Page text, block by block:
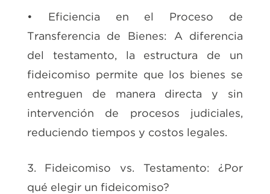
• Eficiencia en el Proceso de
Transferencia de Bienes: A diferencia
del testamento, la estructura de un
fideicomiso permite que los bienes se
entreguen de manera directa y sin
intervención de procesos judiciales,
reduciendo tiempos y costos legales.
3. Fideicomiso vs. Testamento: ¿Por
qué elegir un fideicomiso?